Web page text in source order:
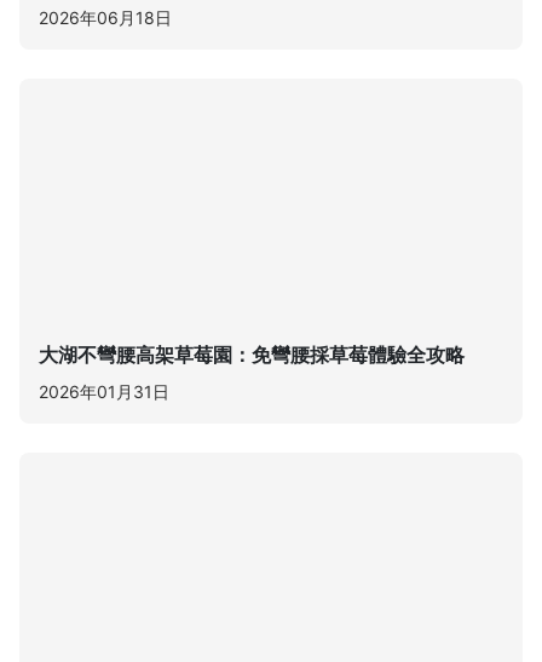
2026年06月18日
大湖不彎腰高架草莓園：免彎腰採草莓體驗全攻略
2026年01月31日